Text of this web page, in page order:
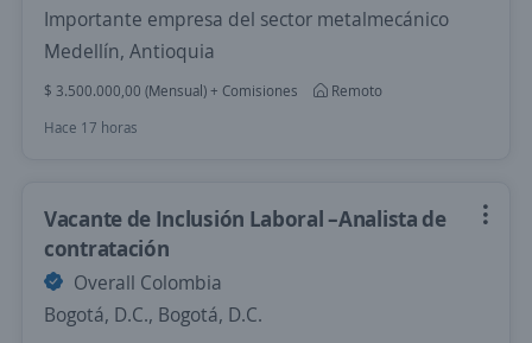
Importante empresa del sector metalmecánico
Medellín, Antioquia
$ 3.500.000,00 (Mensual) + Comisiones
Remoto
Hace 17 horas
Vacante de Inclusión Laboral –Analista de
contratación
Overall Colombia
Bogotá, D.C., Bogotá, D.C.